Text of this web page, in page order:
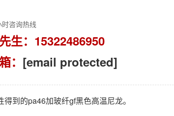
咨询热线
生：15322486950
： [email protected]
到的pa46加玻纤gf黑色高温尼龙。